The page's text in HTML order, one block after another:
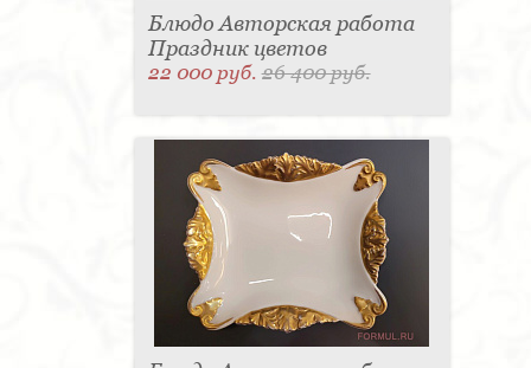
Блюдо Авторская работа
Праздник цветов
22 000 руб.26 400 руб.